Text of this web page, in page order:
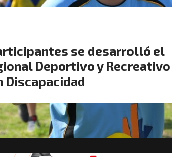
se desarrolló el
Deportivo y Recreativo
Discapacidad